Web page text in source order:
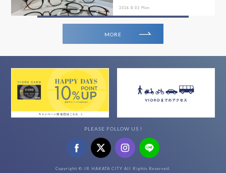
2026.8.03 Mon
MORE
PLEASE FOLLOW US !
Copyright © JR HAKATA CITY All Rights Reserved.